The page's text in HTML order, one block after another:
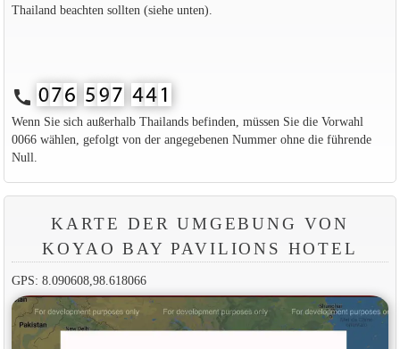
Thailand beachten sollten (siehe unten).
call
Wenn Sie sich außerhalb Thailands befinden, müssen Sie die Vorwahl
0066 wählen, gefolgt von der angegebenen Nummer ohne die führende
Null.
KARTE DER UMGEBUNG VON
KOYAO BAY PAVILIONS HOTEL
GPS: 8.090608,98.618066